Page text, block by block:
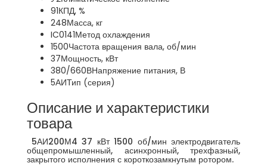
91КПД, %
248Масса, кг
IC0141Метод охлаждения
1500Частота вращения вала, об/мин
37Мощность, кВт
380/660ВНапряжение питания, В
5АИТип (серия)
Описание и характеристики
товара
5АИ200М4 37 кВт 1500 об/мин электродвигатель
общепромышленный, асинхронный, трехфазный,
закрытого исполнения с короткозамкнутым ротором.